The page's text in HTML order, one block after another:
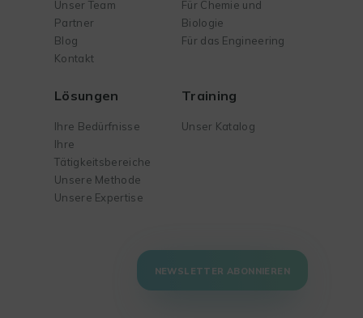
Unser Team
Partner
Blog
Kontakt
Für Chemie und
Biologie
Für das Engineering
Lösungen
Ihre Bedürfnisse
Ihre
Tätigkeitsbereiche
Unsere Methode
Unsere Expertise
Training
Unser Katalog
NEWSLETTER ABONNIEREN